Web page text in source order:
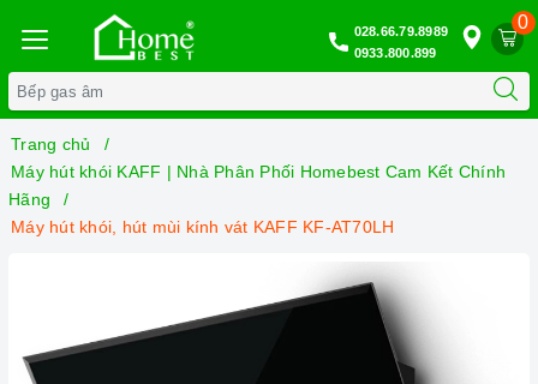
0
028.66.79.8989
0933.800.899
Trang chủ
Máy hút khói KAFF | Nhà Phân Phối Homebest Cam Kết Chính
Hãng
Máy hút khói, hút mùi kính vát KAFF KF-AT70LH